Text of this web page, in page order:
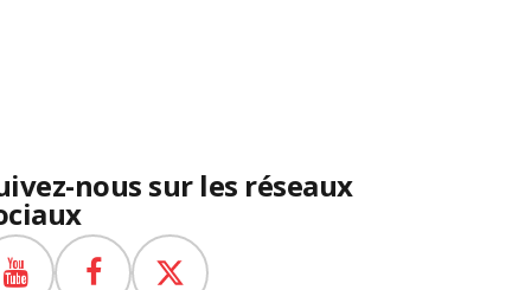
nous sur les réseaux